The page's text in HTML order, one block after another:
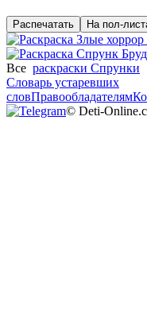
Распечатать На пол-
Все раскраски Спрунки
Словарь устаревших
словПравообладателям
© Deti-